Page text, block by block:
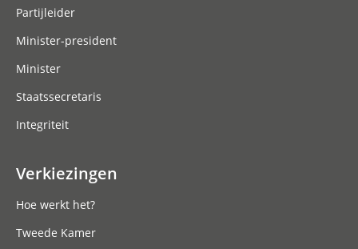
Partijleider
Minister-president
Minister
Staatssecretaris
Integriteit
Verkiezingen
Hoe werkt het?
Tweede Kamer